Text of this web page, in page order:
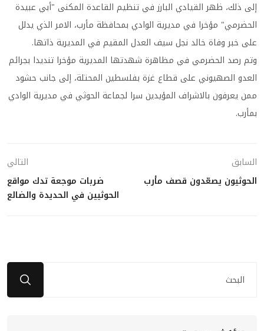
إلى ذلك، ظهر القيادي البارز في تنظيم القاعدة المكنى "أبي عبيدة
الحضرمي" مؤخرا في مديرية الوادي بمحافظة مأرب، الامر الذي يدلل
على خبر وفاة خالد نجل سيف العدل المقيم في المديرية ذاتها.
وتم رصد الحضرمي في مظاهرة شهدتها المديرية مؤخرا تنديدا بجرائم
العدو الصهيوني على قطاع غزة بفلسطين المحتلة، إلى جانب حشود
ممن يعرفون بالاشراف المؤيدين سرا لجماعة الحوثي في مديرية الوادي
بمأرب.
السابق
الحوثيون يصعّدون قصف مأرب
التالي
ضربات موجعة تدك مواقع
الحوثيين في الحديدة والضالع